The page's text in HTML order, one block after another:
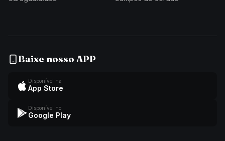
Baixe nosso APP
Disponível na
App Store
Disponível no
Google Play